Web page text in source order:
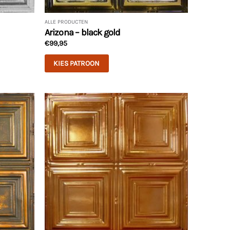
ALLE PRODUCTEN
Arizona – black gold
€99,95
KIES PATROON